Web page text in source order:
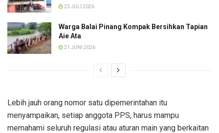
23 JULI 2026
Warga Balai Pinang Kompak Bersihkan Tapian
Aie Ata
21 JUNI 2026
Lebih jauh orang nomor satu dipemerintahan itu
menyampaikan, setiap anggota PPS, harus mampu
memahami seluruh regulasi atau aturan main yang berkaitan